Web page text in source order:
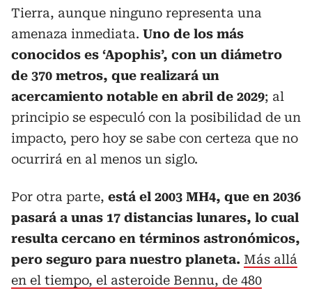
Tierra, aunque ninguno representa una
amenaza inmediata. Uno de los más
conocidos es ‘Apophis’, con un diámetro
de 370 metros, que realizará un
acercamiento notable en abril de 2029; al
principio se especuló con la posibilidad de un
impacto, pero hoy se sabe con certeza que no
ocurrirá en al menos un siglo.
Por otra parte, está el 2003 MH4, que en 2036
pasará a unas 17 distancias lunares, lo cual
resulta cercano en términos astronómicos,
pero seguro para nuestro planeta. Más allá
en el tiempo, el asteroide Bennu, de 480